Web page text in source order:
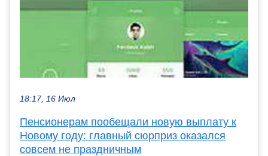
18:17, 16 Июл
Пенсионерам пообещали новую выплату к
Новому году: главный сюрприз оказался
совсем не праздничным